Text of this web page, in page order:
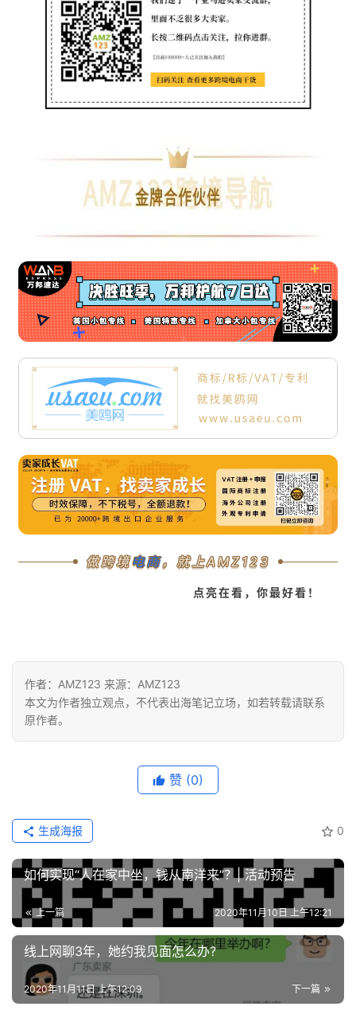
做跨境电商，就上AMZ123
点亮在看，你最好看！
作者：AMZ123 来源：AMZ123
本文为作者独立观点，不代表出海笔记立场，如若转载请联系
原作者。
赞 (0)
0
生成海报
如何实现“人在家中坐，钱从南洋来”？| 活动预告
上一篇 2020年11月10日 上午12:21
线上网聊3年，她约我见面怎么办?
下一篇
2020年11月11日 上午12:09